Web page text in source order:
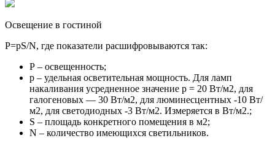
Освещение в гостиной
P=pS/N, где показатели расшифровываются так:
Р – освещенность;
p – удельная осветительная мощность. Для ламп
накаливания усредненное значение р = 20 Вт/м2, для
галогеновых — 30 Вт/м2, для люминесцентных -10 Вт/
м2, для светодиодных -3 Вт/м2. Измеряется в Вт/м2.;
S – площадь конкретного помещения в м2;
N – количество имеющихся светильников.